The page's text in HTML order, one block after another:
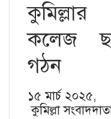
কলেজ
গঠন
১৫ মার্চ ২০২৫,
কুমিল্লা